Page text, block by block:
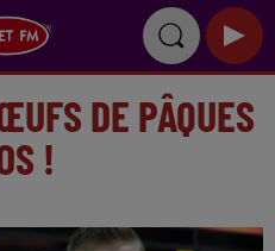
DE PÂQUES
!